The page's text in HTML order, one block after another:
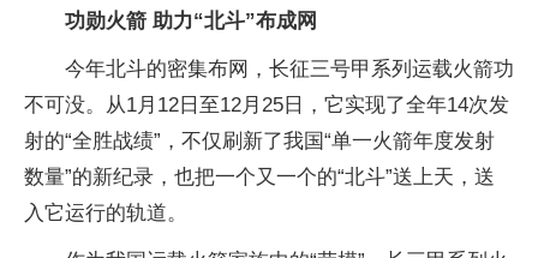
功勋火箭 助力“北斗”布成网
今年北斗的密集布网，长征三号甲系列运载火箭功
不可没。从1月12日至12月25日，它实现了全年14次发
射的“全胜战绩”，不仅刷新了我国“单一火箭年度发射
数量”的新纪录，也把一个又一个的“北斗”送上天，送
入它运行的轨道。